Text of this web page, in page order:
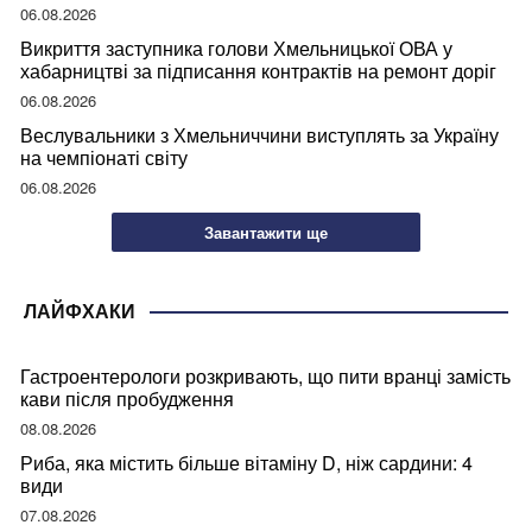
06.08.2026
Викриття заступника голови Хмельницької ОВА у
хабарництві за підписання контрактів на ремонт доріг
06.08.2026
Веслувальники з Хмельниччини виступлять за Україну
на чемпіонаті світу
06.08.2026
Завантажити ще
ЛАЙФХАКИ
Гастроентерологи розкривають, що пити вранці замість
кави після пробудження
08.08.2026
Риба, яка містить більше вітаміну D, ніж сардини: 4
види
07.08.2026